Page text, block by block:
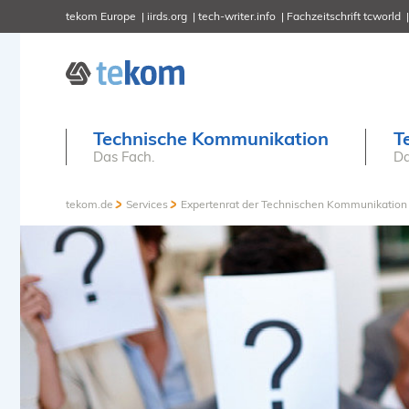
tekom Europe iirds.org tech-writer.info Fachzeitschrift tcworld
Technische Kommunikation
Das Fach.
tekom.de Services Expertenrat der Technischen Kommunikation